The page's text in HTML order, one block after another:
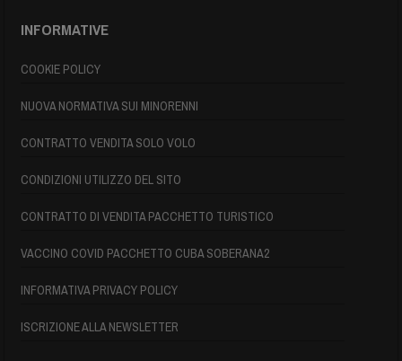
INFORMATIVE
COOKIE POLICY
NUOVA NORMATIVA SUI MINORENNI
CONTRATTO VENDITA SOLO VOLO
CONDIZIONI UTILIZZO DEL SITO
CONTRATTO DI VENDITA PACCHETTO TURISTICO
VACCINO COVID PACCHETTO CUBA SOBERANA2
INFORMATIVA PRIVACY POLICY
ISCRIZIONE ALLA NEWSLETTER